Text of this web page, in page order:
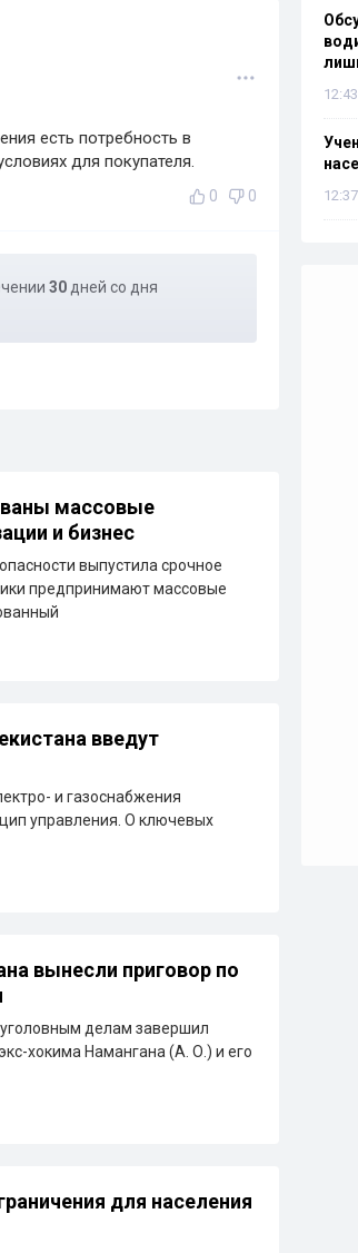
есть потребность в
для покупателя.
0 0
30 дней со дня
массовые
и бизнес
выпустила срочное
предпринимают массовые
введут
и газоснабжения
управления. О ключевых
вынесли приговор по
делам завершил
хокима Намангана (А. О.) и его
для населения